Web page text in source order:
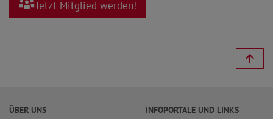
Jetzt Mitglied werden!
ÜBER UNS INFOPORTALE UND LINKS